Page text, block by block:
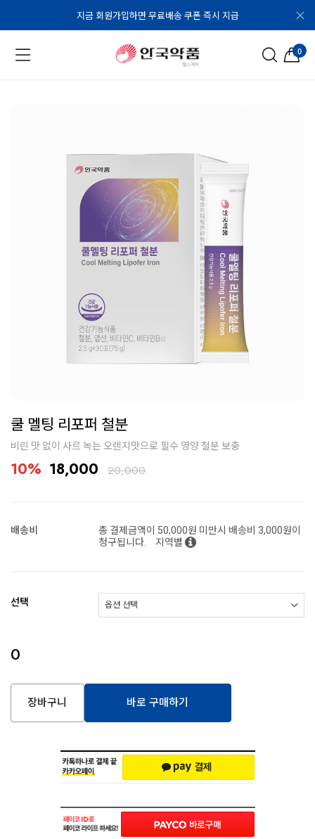
지금 회원가입하면 무료배송 쿠폰 즉시 지급
0
쿨 멜팅 리포퍼 철분
비린 맛 없이 사르 녹는 오렌지맛으로 필수 영양 철분 보충
10% 18,000 20,000
배송비
총 결제금액이 50,000원 미만시 배송비 3,000원이
청구됩니다.
지역별
선택
0
장바구니 바로 구매하기